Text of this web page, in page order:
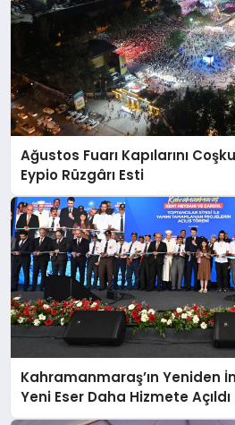
Ağustos Fuarı Kapılarını
Eypio Rüzgârı Esti
Kahramanmaraş’ın Yeniden
Yeni Eser Daha Hizmete Açıldı